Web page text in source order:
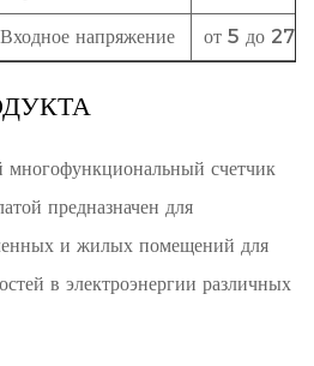
Входное напряжение от 5 до 27 В
счетчик
предназначен для
и жилых помещений для
в электроэнергии различных